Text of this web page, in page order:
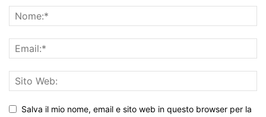
Salva il mio nome, email e sito web in questo browser per la